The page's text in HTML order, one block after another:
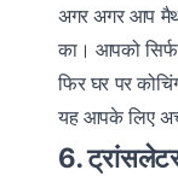
अगर अगर आप
का। आपको
फिर घर पर
यह आपके लिए
6.